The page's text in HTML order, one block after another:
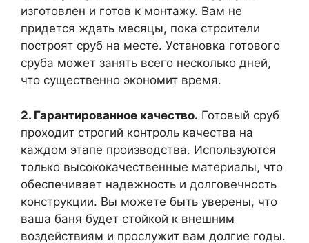
изготовлен и готов к монтажу. Вам не
придется ждать месяцы, пока строители
построят сруб на месте. Установка готового
сруба может занять всего несколько дней,
что существенно экономит время.
2. Гарантированное качество. Готовый сруб
проходит строгий контроль качества на
каждом этапе производства. Используются
только высококачественные материалы, что
обеспечивает надежность и долговечность
конструкции. Вы можете быть уверены, что
ваша баня будет стойкой к внешним
воздействиям и прослужит вам долгие годы.